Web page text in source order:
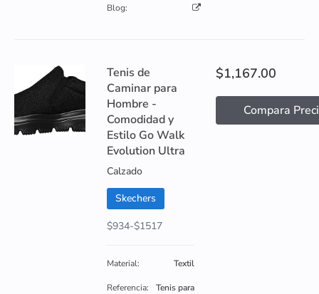
Blog:
Tenis de
Caminar para
Hombre -
Comodidad y
Estilo Go Walk
Evolution Ultra
Calzado
Skechers
$934-$1517
Material: Textil
Referencia:
Tenis para
$1,167.00
Compara